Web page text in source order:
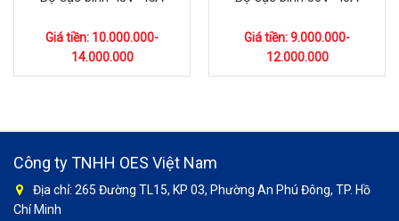
Giá tiền: 10.000.000-
14.000.000
Giá tiền: 9.000.000-
12.000.000
Công ty TNHH OES Việt Nam
Địa chỉ: 265 Đường TL15, KP 03, Phường An Phú Đông, TP. Hồ
Chí Minh